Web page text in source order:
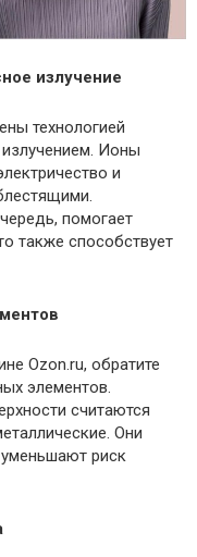
излучение
технологией
Ионы
и
помогает
также способствует
Ozon.ru, обратите
элементов.
считаются
Они
риск